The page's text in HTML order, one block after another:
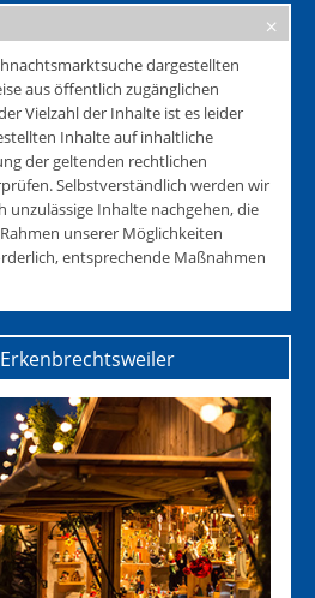
dargestellten
aus öffentlich zugänglichen
Vielzahl der Inhalte ist es leider
Inhalte auf inhaltliche
der geltenden rechtlichen
Selbstverständlich werden wir
unzulässige Inhalte nachgehen, die
unserer Möglichkeiten
entsprechende Maßnahmen